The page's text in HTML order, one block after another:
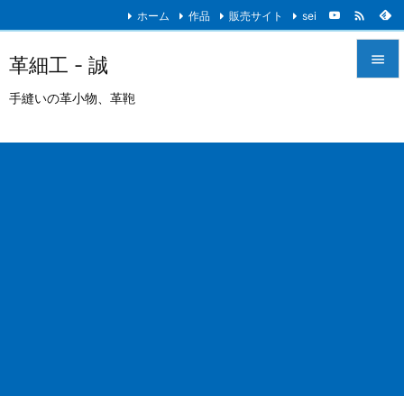
革細工 - 誠
手縫いの革小物、革鞄


ホーム 作品 販売サイト sei 